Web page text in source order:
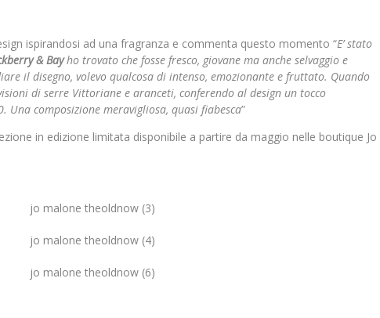
ispirandosi ad una fragranza e commenta questo momento “E’ stato
& Bayho trovato che fosse fresco, giovane ma anche selvaggio e
il disegno, volevo qualcosa di intenso, emozionante e fruttato. Quando
di serre Vittoriane e aranceti, conferendo al design un tocco
Una composizione meravigliosa, quasi fiabesca”
in edizione limitata disponibile a partire da maggio nelle boutique Jo